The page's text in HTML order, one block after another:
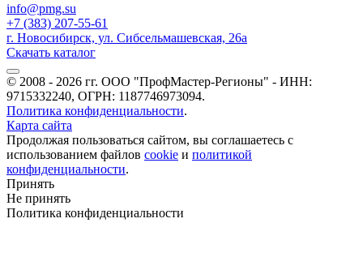
info@pmg.su
+7 (383) 207-55-61
г. Новосибирск, ул. Сибсельмашевская, 26а
Скачать каталог
© 2008 - 2026 гг. ООО "ПрофМастер-Регионы" - ИНН:
9715332240, ОГРН: 1187746973094.
Политика конфиденциальности.
Карта сайта
Продолжая пользоваться сайтом, вы соглашаетесь с
использованием файлов cookie и политикой
конфиденциальности.
Принять
Не принять
Политика конфиденциальности